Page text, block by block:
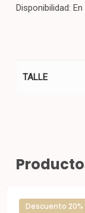
Disponibilidad:
TALLE
Descuento 20%